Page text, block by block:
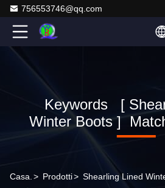
756553746@qq.com
Keywords [
Winter Boots ]
Casa. > Prodotti>